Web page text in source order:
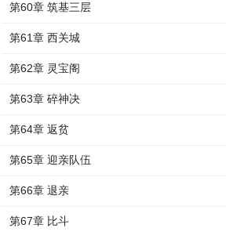
第60章 筑基三层
第61章 西关城
第62章 灵宝阁
第63章 碎神决
第64章 返贫
第65章 迎亲队伍
第66章 退亲
第67章 比斗